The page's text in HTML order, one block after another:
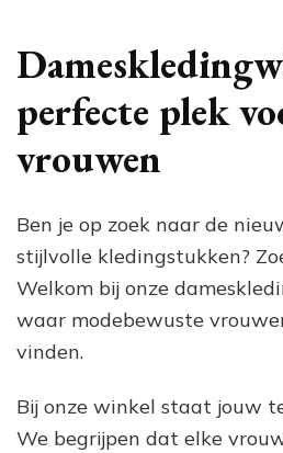
bij
perfecte plek
vrouwen
Ben je op zoek naar de
stijlvolle kledingstukken?
Welkom bij onze
waar modebewuste
vinden.
Bij onze winkel staat jouw
We begrijpen dat elke